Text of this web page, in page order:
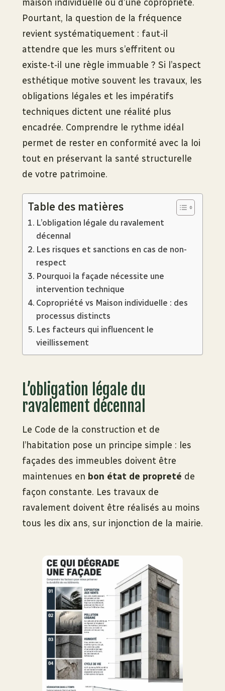
maison individuelle ou d’une copropriété.
Pourtant, la question de la fréquence
revient systématiquement : faut-il
attendre que les murs s’effritent ou
existe-t-il une règle immuable ? Si l’aspect
esthétique motive souvent les travaux, les
obligations légales et les impératifs
techniques dictent une réalité plus
encadrée. Comprendre le rythme idéal
permet de rester en conformité avec la loi
tout en préservant la santé structurelle
de votre patrimoine.
Table des matières
L’obligation légale du ravalement
décennal
Les risques et sanctions en cas de non-
respect
Pourquoi la façade nécessite une
intervention technique
Copropriété vs Maison individuelle : des
processus distincts
Les facteurs qui influencent le
vieillissement
L’obligation légale du
ravalement décennal
Le Code de la construction et de
l’habitation pose un principe simple : les
façades des immeubles doivent être
maintenues en bon état de propreté de
façon constante. Les travaux de
ravalement doivent être réalisés au moins
tous les dix ans, sur injonction de la mairie.